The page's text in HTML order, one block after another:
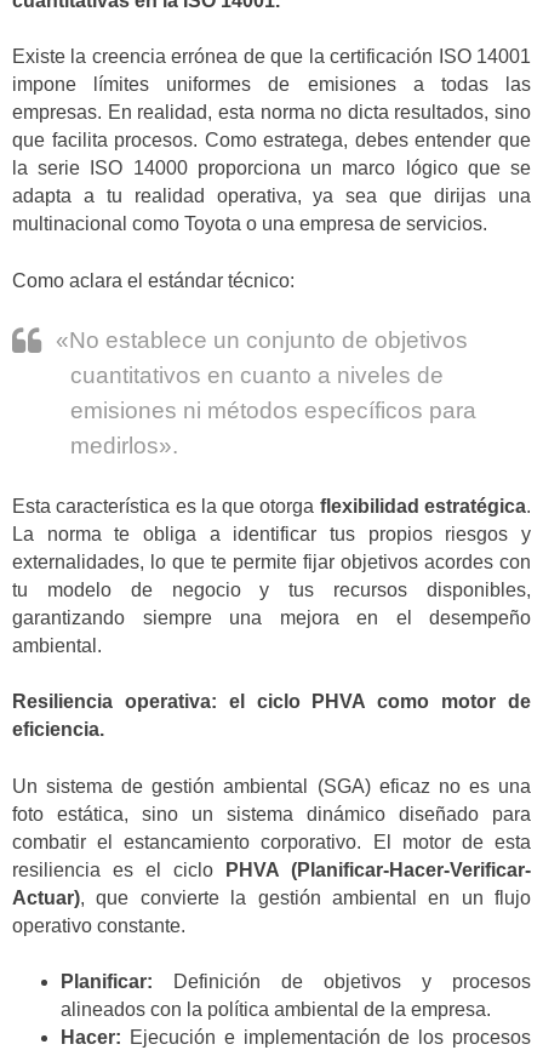
Existe la creencia errónea de que la certificación ISO 14001
impone límites uniformes de emisiones a todas las
empresas. En realidad, esta norma no dicta resultados, sino
que facilita procesos. Como estratega, debes entender que
la serie ISO 14000 proporciona un marco lógico que se
adapta a tu realidad operativa, ya sea que dirijas una
multinacional como Toyota o una empresa de servicios.
Como aclara el estándar técnico:
«No establece un conjunto de objetivos
cuantitativos en cuanto a niveles de
emisiones ni métodos específicos para
medirlos».
Esta característica es la que otorga flexibilidad estratégica.
La norma te obliga a identificar tus propios riesgos y
externalidades, lo que te permite fijar objetivos acordes con
tu modelo de negocio y tus recursos disponibles,
garantizando siempre una mejora en el desempeño
ambiental.
Resiliencia operativa: el ciclo PHVA como motor de
eficiencia.
Un sistema de gestión ambiental (SGA) eficaz no es una
foto estática, sino un sistema dinámico diseñado para
combatir el estancamiento corporativo. El motor de esta
resiliencia es el ciclo
PHVA (Planificar-Hacer-Verificar-
Actuar), que convierte la gestión ambiental en un flujo
operativo constante.
Planificar: Definición de objetivos y procesos
alineados con la política ambiental de la empresa.
Hacer: Ejecución e implementación de los procesos